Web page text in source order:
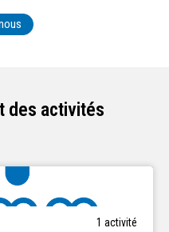
des activités
1 activité